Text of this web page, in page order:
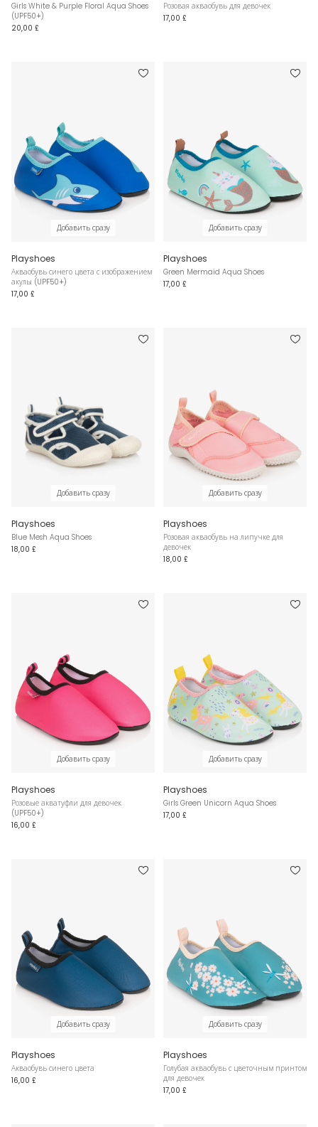
Girls White & Purple Floral Aqua Shoes
(UPF50+)
20,00 £
Розовая акваобувь для девочек
17,00 £
Добавить сразу
Playshoes
Акваобувь синего цвета с изображением
акулы (UPF50+)
17,00 £
Добавить сразу
Playshoes
Green Mermaid Aqua Shoes
17,00 £
Добавить сразу
Playshoes
Blue Mesh Aqua Shoes
18,00 £
Добавить сразу
Playshoes
Розовая акваобувь на липучке для
девочек
18,00 £
Добавить сразу
Playshoes
Розовые акватуфли для девочек
(UPF50+)
16,00 £
Добавить сразу
Playshoes
Girls Green Unicorn Aqua Shoes
17,00 £
Добавить сразу
Playshoes
Акваобувь синего цвета
16,00 £
Добавить сразу
Playshoes
Голубая акваобувь с цветочным принтом
для девочек
17,00 £